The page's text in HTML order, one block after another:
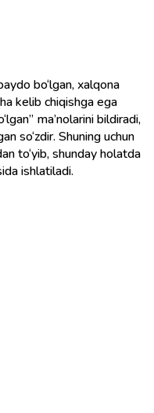
bo‘lgan, xalqona
kelib chiqishga ega
ma’nolarini bildiradi,
so‘zdir. Shuning uchun
to‘yib, shunday holatda
ishlatiladi.